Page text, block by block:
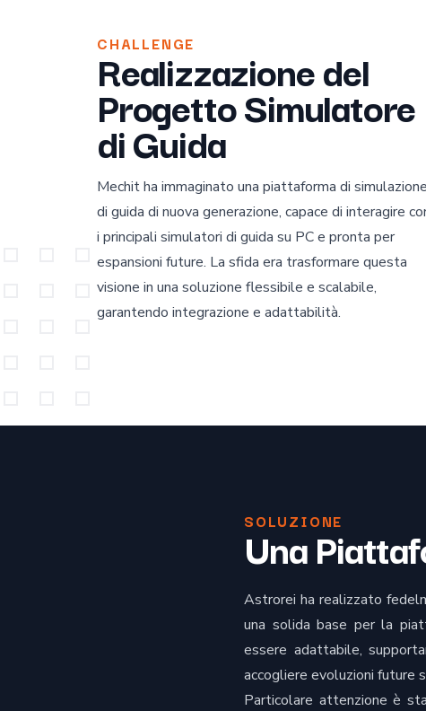
CHALLENGE
Realizzazione del
Progetto Simulatore
di Guida
Mechit ha immaginato una piattaforma di simulazione
di guida di nuova generazione, capace di interagire
i principali simulatori di guida su PC e pronta per
espansioni future. La sfida era trasformare questa
visione in una soluzione flessibile e scalabile,
garantendo integrazione e adattabilità.
SOLUZIONE
Una
Astrorei ha realizzato
una solida base per la
essere adattabile,
accogliere evoluzioni future
Particolare attenzione è